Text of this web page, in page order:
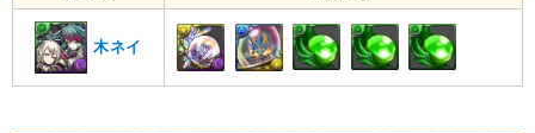
木ネイ